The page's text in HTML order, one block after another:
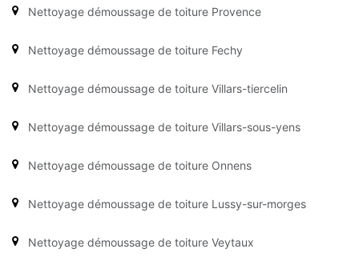
Nettoyage démoussage de toiture Provence
Nettoyage démoussage de toiture Fechy
Nettoyage démoussage de toiture Villars-tiercelin
Nettoyage démoussage de toiture Villars-sous-yens
Nettoyage démoussage de toiture Onnens
Nettoyage démoussage de toiture Lussy-sur-morges
Nettoyage démoussage de toiture Veytaux